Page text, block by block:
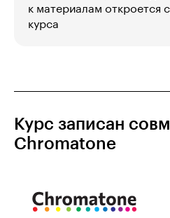
к материалам откроется
курса
Курс записан
Chromatone